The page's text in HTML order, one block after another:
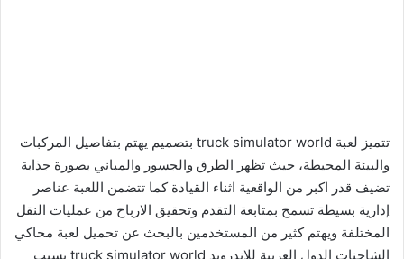
تتميز لعبة truck simulator world بتصميم يهتم بتفاصيل المركبات
والبيئة المحيطة، حيث تظهر الطرق والجسور والمباني بصورة جذابة
تضيف قدر اكبر من الواقعية اثناء القيادة كما تتضمن اللعبة عناصر
إدارية بسيطة تسمح بمتابعة التقدم وتحقيق الارباح من عمليات النقل
المختلفة ويهتم كثير من المستخدمين بالبحث عن تحميل لعبة محاكي
الشاحنات الدول العربية للاندرويد truck simulator world بسبب